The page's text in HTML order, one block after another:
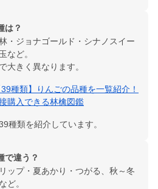
は？
・ジョナゴールド・シナノスイー
など。
大きく異なります。
39種類】りんごの品種を一覧紹介！
購入できる林檎図鑑
種類を紹介しています。
で違う？
ップ・夏あかり・つがる、秋～冬
ど。